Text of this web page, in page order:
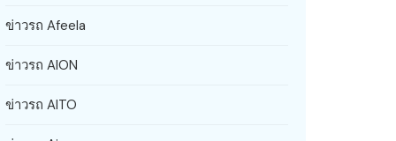
ข่าวรถ Afeela
ข่าวรถ AION
ข่าวรถ AITO